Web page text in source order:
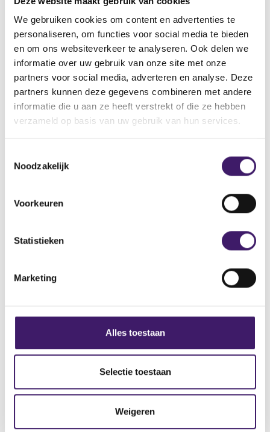
We gebruiken cookies om content en advertenties te
personaliseren, om functies voor social media te bieden
en om ons websiteverkeer te analyseren. Ook delen we
informatie over uw gebruik van onze site met onze
partners voor social media, adverteren en analyse. Deze
partners kunnen deze gegevens combineren met andere
informatie die u aan ze heeft verstrekt of die ze hebben
verzameld op basis van uw gebruik van hun services.
Noodzakelijk
Voorkeuren
Statistieken
Marketing
Alles toestaan
Selectie toestaan
Weigeren
zich genoodzaakt een klacht in te dienen bij bunq.
Vervolgens moesten zij ook na het indienen van een
klacht weken wachten op een reactie. Deze gedragingen
sluiten niet aan bij de dienstverlening die een klant van
bunq mocht verwachten.
Jos Heuvelman, bestuurder AFM: “Een adequate en tijdige
behandeling van klachten is essentieel voor het
vertrouwen in de financiële sector. Klanten moeten erop
kunnen rekenen dat hun zorgen serieus worden
van fraude. De AFM ziet erop toe dat instellingen hun
wettelijke verplichtingen naleven en dat zij hun processen
gecompenseerd
De wet geeft klanten die slachtoffer worden van online
fraude soms recht op compensatie. Bunq heeft toegelicht
hadden. Bunq heeft de betrokken klanten toch volledig of
grotendeels gecompenseerd. Dat neemt de onzekerheid
laat wel zien dat bunq uiteindelijk in het belang van de
klanten heeft gehandeld.
Verlaging boete en
vereenvoudigde afdoening